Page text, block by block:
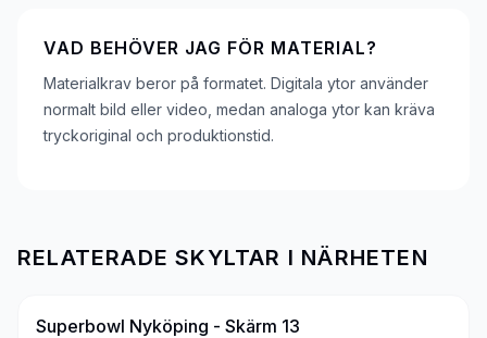
VAD BEHÖVER JAG FÖR MATERIAL?
Materialkrav beror på formatet. Digitala ytor använder
normalt bild eller video, medan analoga ytor kan kräva
tryckoriginal och produktionstid.
RELATERADE SKYLTAR I NÄRHETEN
Superbowl Nyköping - Skärm 13